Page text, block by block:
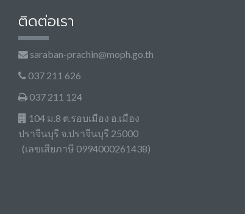
ติดต่อเรา
saraban-prachin@moph.go.th
037 211 626
037 211 124
104 ม.8 ต.รอบเมือง อ.เมือง
ปราจีนบุรี จ.ปราจีนบุรี 25000
(เลขเสียภาษี 0994000261438)